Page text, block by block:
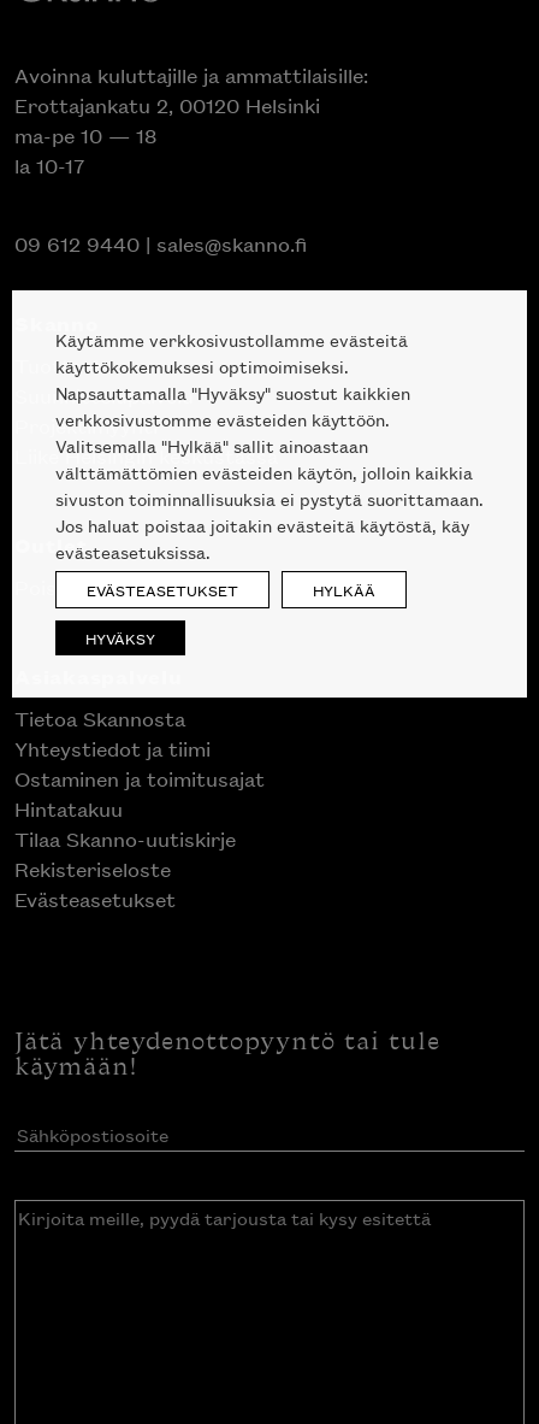
Avoinna kuluttajille ja ammattilaisille:
Erottajankatu 2, 00120 Helsinki
ma-pe 10 — 18
la 10-17
09 612 9440 | sales@skanno.fi
Tuotteet
Suunnittelupalvelu
Projektimyynti
Liike Helsingin keskustassa
Outlet
Poistuvat mallikappaleet
Tietoa Skannosta
Yhteystiedot ja tiimi
Ostaminen ja toimitusajat
Hintatakuu
Tilaa Skanno-uutiskirje
Rekisteriseloste
Evästeasetukset
Jätä yhteydenottopyyntö tai tule
käymään!
Sähköpostiosoite(Pakollinen)
Kirjoita
Käytämme verkkosivustollamme evästeitä
käyttökokemuksesi optimoimiseksi.
Napsauttamalla "Hyväksy" suostut kaikkien
verkkosivustomme evästeiden käyttöön.
Valitsemalla "Hylkää" sallit ainoastaan
välttämättömien evästeiden käytön, jolloin kaikkia
sivuston toiminnallisuuksia ei pystytä suorittamaan.
Jos haluat poistaa joitakin evästeitä käytöstä, käy
evästeasetuksissa.
EVÄSTEASETUKSET HYLKÄÄ
HYVÄKSY